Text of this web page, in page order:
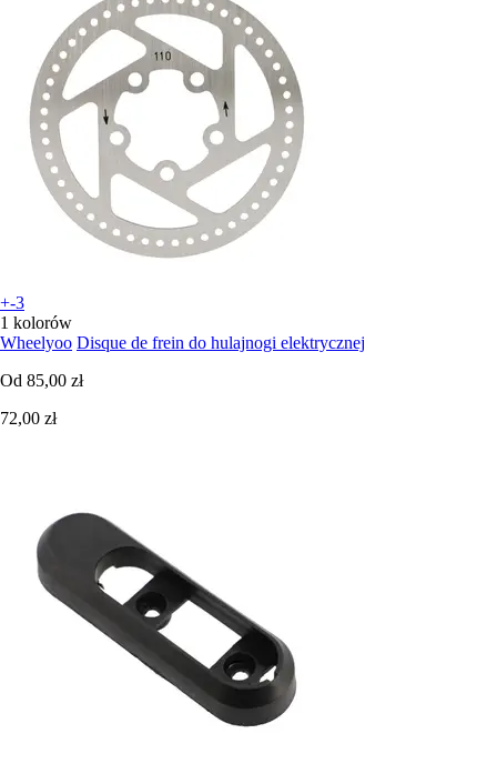
+-3
1 kolorów
Wheelyoo Disque de frein do hulajnogi elektrycznej
Od 85,00 zł
72,00 zł